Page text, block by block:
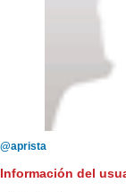
@aprista
Información del